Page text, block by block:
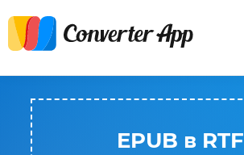
EPUB в RTF